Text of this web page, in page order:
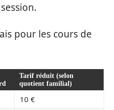
pour les cours de
Tarif réduit (selon
quotient familial)
10 €